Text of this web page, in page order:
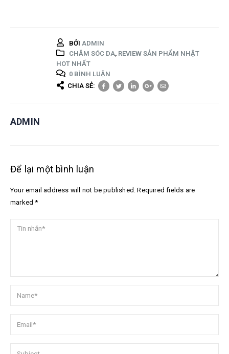
BỞI ADMIN
CHĂM SÓC DA, REVIEW SẢN PHẨM NHẬT
HOT NHẤT
0 BÌNH LUẬN
CHIA SẺ:
ADMIN
Để lại một bình luận
Your email address will not be published. Required fields are
marked *